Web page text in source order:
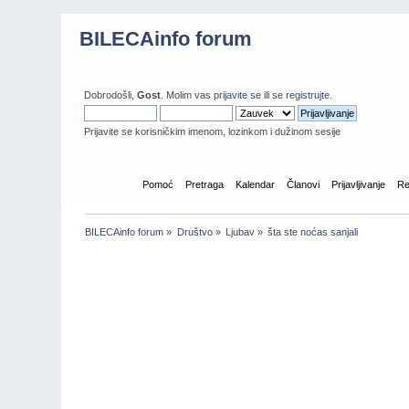
BILECAinfo forum
Dobrodošli,Gost . Molim vasprijavite se ili seregistrujte
Prijavite se korisničkim imenom, lozinkom i dužinom sesije
Pomoć Pretraga Kalendar Članovi Prijavljivanje
BILECAinfo forum » Društvo» Ljubav » šta ste noćas sanjali